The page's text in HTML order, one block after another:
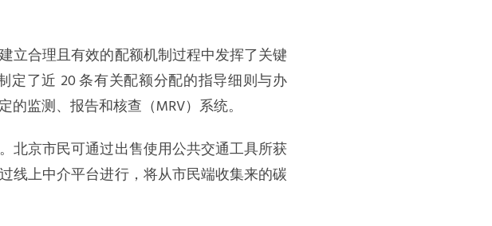
立合理且有效的配额机制过程中发挥了关键
了近 20 条有关配额分配的指导细则与办
监测、报告和核查（MRV）系统。
北京市民可通过出售使用公共交通工具所获
线上中介平台进行，将从市民端收集来的碳